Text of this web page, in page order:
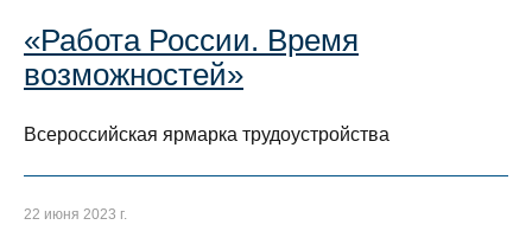
«Работа России. Время
возможностей»
Всероссийская ярмарка трудоустройства
22 июня 2023 г.